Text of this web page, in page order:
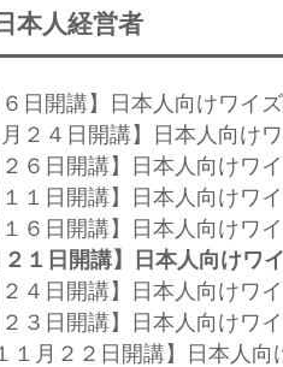
本人経営者
日開講】日本人向けワイ
２４日開講】日本人向け
６日開講】日本人向けワ
１日開講】日本人向けワ
６日開講】日本人向けワ
２１日開講】日本人向け
４日開講】日本人向けワ
３日開講】日本人向けワ
１月２２日開講】日本人